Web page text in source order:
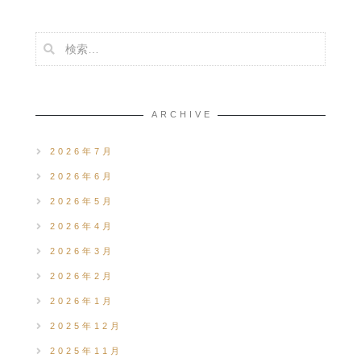
ARCHIVE
2026年7月
2026年6月
2026年5月
2026年4月
2026年3月
2026年2月
2026年1月
2025年12月
2025年11月